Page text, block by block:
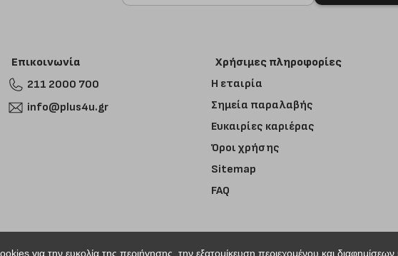
Επικοινωνία
211 2000 700
info@plus4u.gr
Χρήσιμες πληροφορίες
Η εταιρία
Σημεία παραλαβής
Ευκαιρίες καριέρας
Όροι χρήσης
Sitemap
FAQ
για την ευκολία της περιήγησης, την εξατομίκευση περιεχομένου και